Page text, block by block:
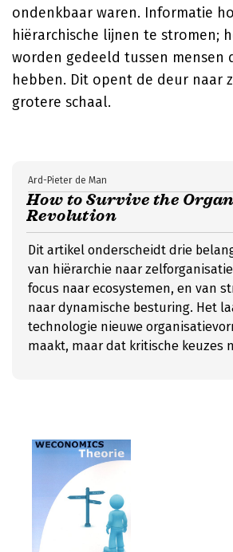
ondenkbaar waren. Informatie
hiërarchische lijnen te stromen;
worden gedeeld tussen mensen
hebben. Dit opent de deur naar
grotere schaal.
How to Survive the
Revolution
Ard-Pieter de Man
Dit artikel onderscheidt drie
van hiërarchie naar
focus naar ecosystemen, en van
naar dynamische besturing. Het
technologie nieuwe
maakt, maar dat kritische keuzes